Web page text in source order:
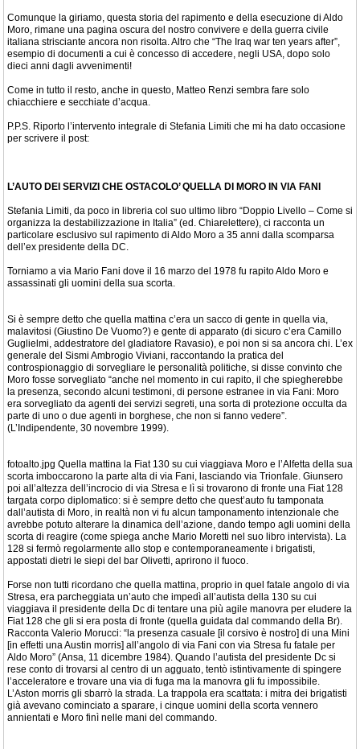
Comunque la giriamo, questa storia del rapimento e della esecuzione di Aldo
Moro, rimane una pagina oscura del nostro convivere e della guerra civile
italiana strisciante ancora non risolta. Altro che “The Iraq war ten years after”,
esempio di documenti a cui è concesso di accedere, negli USA, dopo solo
dieci anni dagli avvenimenti!
Come in tutto il resto, anche in questo, Matteo Renzi sembra fare solo
chiacchiere e secchiate d’acqua.
P.P.S. Riporto l’intervento integrale di Stefania Limiti che mi ha dato occasione
per scrivere il post:
L’AUTO DEI SERVIZI CHE OSTACOLO’ QUELLA DI MORO IN VIA FANI
Stefania Limiti, da poco in libreria col suo ultimo libro “Doppio Livello – Come si
organizza la destabilizzazione in Italia” (ed. Chiarelettere), ci racconta un
particolare esclusivo sul rapimento di Aldo Moro a 35 anni dalla scomparsa
dell’ex presidente della DC.
Torniamo a via Mario Fani dove il 16 marzo del 1978 fu rapito Aldo Moro e
assassinati gli uomini della sua scorta.
Si è sempre detto che quella mattina c’era un sacco di gente in quella via,
malavitosi (Giustino De Vuomo?) e gente di apparato (di sicuro c’era Camillo
Guglielmi, addestratore del gladiatore Ravasio), e poi non si sa ancora chi. L’ex
generale del Sismi Ambrogio Viviani, raccontando la pratica del
controspionaggio di sorvegliare le personalità politiche, si disse convinto che
Moro fosse sorvegliato “anche nel momento in cui rapito, il che spiegherebbe
la presenza, secondo alcuni testimoni, di persone estranee in via Fani: Moro
era sorvegliato da agenti dei servizi segreti, una sorta di protezione occulta da
parte di uno o due agenti in borghese, che non si fanno vedere”.
(L’Indipendente, 30 novembre 1999).
fotoalto.jpg Quella mattina la Fiat 130 su cui viaggiava Moro e l’Alfetta della sua
scorta imboccarono la parte alta di via Fani, lasciando via Trionfale. Giunsero
poi all’altezza dell’incrocio di via Stresa e lì si trovarono di fronte una Fiat 128
targata corpo diplomatico: si è sempre detto che quest’auto fu tamponata
dall’autista di Moro, in realtà non vi fu alcun tamponamento intenzionale che
avrebbe potuto alterare la dinamica dell’azione, dando tempo agli uomini della
scorta di reagire (come spiega anche Mario Moretti nel suo libro intervista). La
128 si fermò regolarmente allo stop e contemporaneamente i brigatisti,
appostati dietri le siepi del bar Olivetti, aprirono il fuoco.
Forse non tutti ricordano che quella mattina, proprio in quel fatale angolo di via
Stresa, era parcheggiata un’auto che impedì all’autista della 130 su cui
viaggiava il presidente della Dc di tentare una più agile manovra per eludere la
Fiat 128 che gli si era posta di fronte (quella guidata dal commando della Br).
Racconta Valerio Morucci: “la presenza casuale [il corsivo è nostro] di una Mini
[in effetti una Austin morris] all’angolo di via Fani con via Stresa fu fatale per
Aldo Moro” (Ansa, 11 dicembre 1984). Quando l’autista del presidente Dc si
rese conto di trovarsi al centro di un agguato, tentò istintivamente di spingere
l’acceleratore e trovare una via di fuga ma la manovra gli fu impossibile.
L’Aston morris gli sbarrò la strada. La trappola era scattata: i mitra dei brigatisti
già avevano cominciato a sparare, i cinque uomini della scorta vennero
annientati e Moro finì nelle mani del commando.